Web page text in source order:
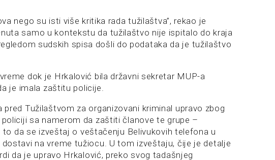
nego su isti više kritika rada tužilaštva”, rekao je
samo u kontekstu da tužilaštvo nije ispitalo do kraja
sudskih spisa došli do podataka da je tužilaštvo
dok je Hrkalović bila državni sekretar MUP-a
je imala zaštitu policije.
Tužilaštvom za organizovani kriminal upravo zbog
sa namerom da zaštiti članove te grupe –
da se izveštaj o veštačenju Belivukovih telefona u
dostavi na vreme tužiocu. U tom izveštaju, čije je detalje
da je upravo Hrkalović, preko svog tadašnjeg